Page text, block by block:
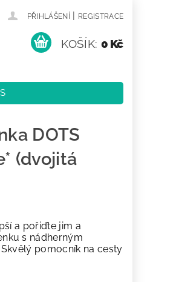
PŘIHLÁŠENÍ | REGISTRACE
KOŠÍK: 0 Kč
DOTS
(dvojitá
a pořiďte jim a
s nádherným
pomocník na cesty